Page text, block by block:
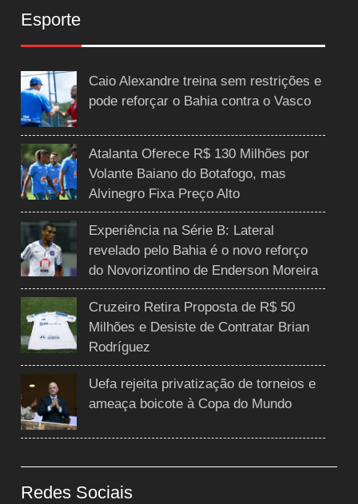
Esporte
Caio Alexandre treina sem restrições e
pode reforçar o Bahia contra o Vasco
Atalanta Oferece R$ 130 Milhões por
Volante Baiano do Botafogo, mas
Alvinegro Fixa Preço Alto
Experiência na Série B: Lateral
revelado pelo Bahia é o novo reforço
do Novorizontino de Enderson Moreira
Cruzeiro Retira Proposta de R$ 50
Milhões e Desiste de Contratar Brian
Rodríguez
Uefa rejeita privatização de torneios e
ameaça boicote à Copa do Mundo
Redes Sociais